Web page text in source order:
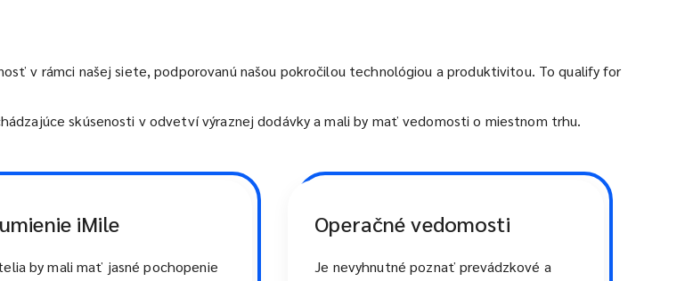
v rámci našej siete, podporovanú našou pokročilou technológiou a produktivitou. To qualify for
skúsenosti v odvetví výraznej dodávky a mali by mať vedomosti o miestnom trhu.
iMile
by mali mať jasné pochopenie
Operačné vedomosti
Je nevyhnutné poznať prevádzkové a